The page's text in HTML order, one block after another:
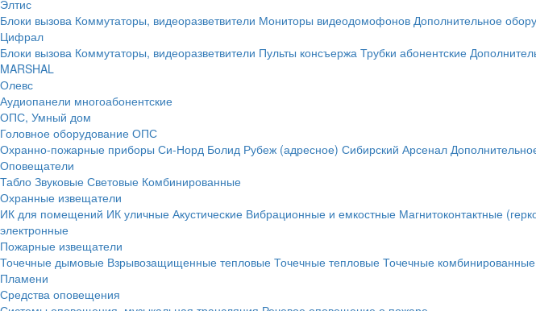
Элтис
Блоки вызова Коммутаторы, видеоразветвители Мониторы видеодомофонов Дополнительное
Цифрал
Блоки вызова Коммутаторы, видеоразветвители Пульты консъержа Трубки абонентские
MARSHAL
Олевс
Аудиопанели многоабонентские
ОПС, Умный дом
Головное оборудование ОПС
Охранно-пожарные приборы Си-Норд Болид Рубеж (адресное) Сибирский Арсенал
Оповещатели
Табло Звуковые Световые Комбинированные
Охранные извещатели
ИК для помещений ИК уличные Акустические Вибрационные и емкостные Магнитоконтактные
электронные
Пожарные извещатели
Точечные дымовые Взрывозащищенные тепловые Точечные тепловые Точечные комбинированные
Пламени
Средства оповещения